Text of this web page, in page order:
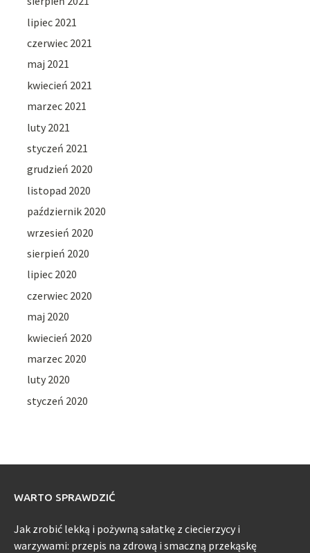
lipiec 2021
czerwiec 2021
maj 2021
kwiecień 2021
marzec 2021
luty 2021
styczeń 2021
grudzień 2020
listopad 2020
październik 2020
wrzesień 2020
sierpień 2020
lipiec 2020
czerwiec 2020
maj 2020
kwiecień 2020
marzec 2020
luty 2020
styczeń 2020
WARTO SPRAWDZIĆ
Jak zrobić lekką i pożywną sałatkę z ciecierzycy i
warzywami: przepis na zdrową i smaczną przekąskę